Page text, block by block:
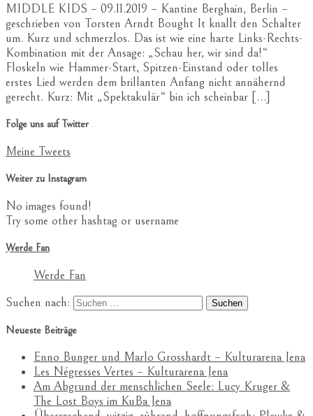
MIDDLE KIDS – 09.11.2019 – Kantine Berghain, Berlin –
geschrieben von Torsten Arndt Bought It knallt den Schalter
um. Kurz und schmerzlos. Das ist wie eine harte Links-Rechts-
Kombination mit der Ansage: „Schau her, wir sind da!“
Floskeln wie Hammer-Start, Spitzen-Einstand oder tolles
erstes Lied werden dem brillanten Anfang nicht annähernd
gerecht. Kurz: Mit „Spektakulär“ bin ich scheinbar […]
Folge uns auf Twitter
Meine Tweets
Weiter zu Instagram
No images found!
Try some other hashtag or username
Werde Fan
Werde Fan
Suchen nach:
Neueste Beiträge
Enno Bunger und Marlo Grosshardt – Kulturarena Jena
Les Négresses Vertes – Kulturarena Jena
Am Abgrund der menschlichen Seele: Lucy Kruger &
The Lost Boys im KuBa Jena